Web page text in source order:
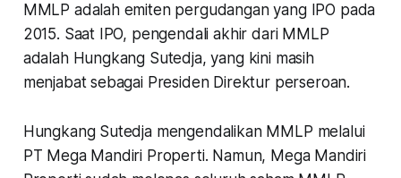
MMLP adalah emiten pergudangan yang IPO pada
2015. Saat IPO, pengendali akhir dari MMLP
adalah Hungkang Sutedja, yang kini masih
menjabat sebagai Presiden Direktur perseroan.
Hungkang Sutedja mengendalikan MMLP melalui
PT Mega Mandiri Properti. Namun, Mega Mandiri